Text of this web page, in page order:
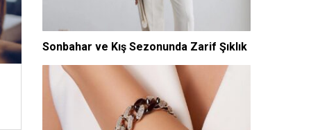
Sonbahar ve Kış Sezonunda Zarif Şıklık